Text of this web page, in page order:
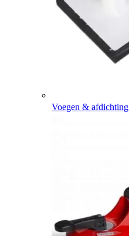
Voegen & afdichting